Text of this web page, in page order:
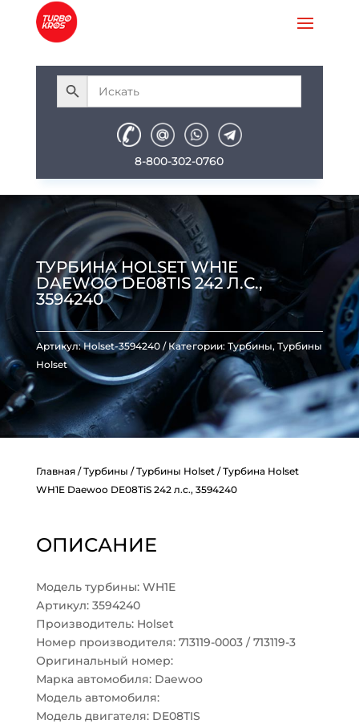
8-800-302-0760
ТУРБИНА HOLSET WH1E
DAEWOO DE08TIS 242 Л.С.,
3594240
Артикул:Holset-3594240 Категории: Турбины, Турбины
Holset
Главная/Турбины /Турбины Holset/ Турбина Holset
WH1E Daewoo DE08TiS 242 л.с., 3594240
ОПИСАНИЕ
Модель турбины: WH1E
Артикул: 3594240
Производитель: Holset
Номер производителя: 713119-0003 / 713119-3
Оригинальный номер:
Марка автомобиля: Daewoo
Модель автомобиля:
Модель двигателя: DE08TIS